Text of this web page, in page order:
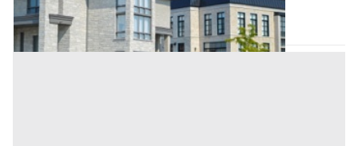
Codice asta:23ab8680
Asta chiusa